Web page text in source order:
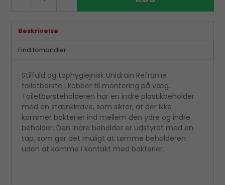
Beskrivelse
Find forhandler
Stilfuld og tophygiejnisk Unidrain Reframe
toiletbørste i kobber til montering på væg.
Toiletbørsteholderen har en indre plastikbeholder
med en stænkkrave, som sikrer, at der ikke
kommer bakterier ind mellem den ydre og indre
beholder. Den indre beholder er udstyret med en
tap, som gør det muligt at tømme beholderen
uden at komme i kontakt med bakterier.